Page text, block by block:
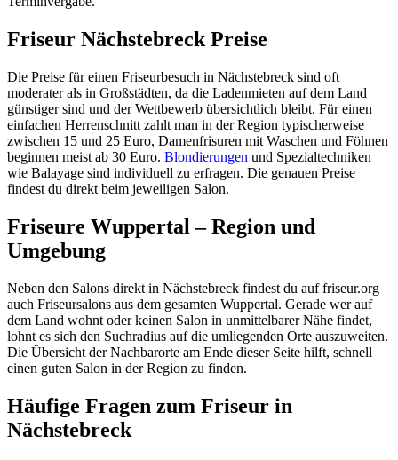
Friseur Nächstebreck Preise
Die Preise für einen Friseurbesuch in Nächstebreck sind oft
moderater als in Großstädten, da die Ladenmieten auf dem Land
günstiger sind und der Wettbewerb übersichtlich bleibt. Für einen
einfachen Herrenschnitt zahlt man in der Region typischerweise
zwischen 15 und 25 Euro, Damenfrisuren mit Waschen und Föhnen
beginnen meist ab 30 Euro. Blondierungen und Spezialtechniken
wie Balayage sind individuell zu erfragen. Die genauen Preise
findest du direkt beim jeweiligen Salon.
Friseure Wuppertal – Region und
Umgebung
Neben den Salons direkt in Nächstebreck findest du auf friseur.org
auch Friseursalons aus dem gesamten Wuppertal. Gerade wer auf
dem Land wohnt oder keinen Salon in unmittelbarer Nähe findet,
lohnt es sich den Suchradius auf die umliegenden Orte auszuweiten.
Die Übersicht der Nachbarorte am Ende dieser Seite hilft, schnell
einen guten Salon in der Region zu finden.
Häufige Fragen zum Friseur in
Nächstebreck